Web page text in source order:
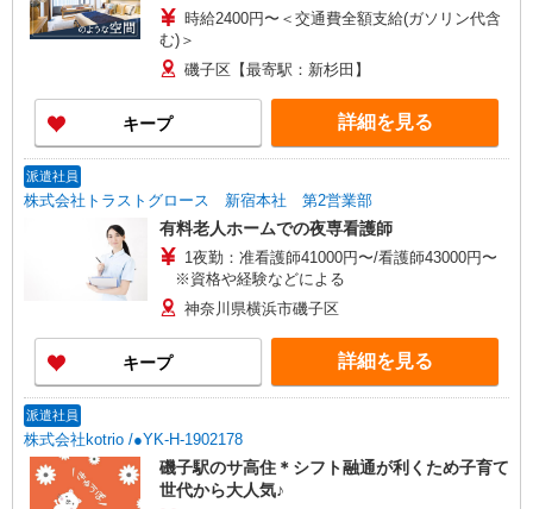
時給2400円〜＜交通費全額支給(ガソリン代含
む)＞
磯子区【最寄駅：新杉田】
キープ 詳細を見る
派遣社員
株式会社トラストグロース 新宿本社 第2営業部
有料老人ホームでの夜専看護師
1夜勤：准看護師41000円〜/看護師43000円〜
※資格や経験などによる
神奈川県横浜市磯子区
キープ 詳細を見る
派遣社員
株式会社kotrio /●YK-H-1902178
磯子駅のサ高住＊シフト融通が利くため子育て
世代から大人気♪